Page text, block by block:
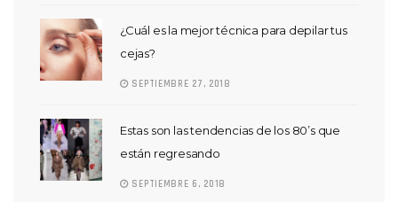
¿Cuál es la mejor técnica para depilar tus
cejas?
SEPTIEMBRE 27, 2018
Estas son las tendencias de los 80’s que
están regresando
SEPTIEMBRE 6, 2018